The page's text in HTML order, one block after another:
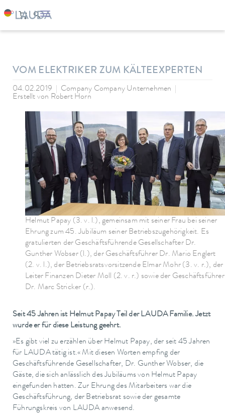
VOM ELEKTRIKER ZUM KÄLTEEXPERTEN
04.02.2019
Company Company Unternehmen
Erstellt von Robert Horn
Helmut Papay (3. v. l.), gemeinsam mit seiner Frau bei seiner
Ehrung zum 45. Jubiläum seiner Betriebszugehörigkeit. Es
gratulierten der Geschäftsführende Gesellschafter Dr.
Gunther Wobser (l.), der Geschäftsführer Dr. Mario Englert
(2. v. l.), der Betriebsratsvorsitzende Elmar Mohr (3. v. r.), der
Leiter Finanzen Dieter Moll (2. v. r.) sowie der Geschäftsführer
Dr. Marc Stricker (r.).
Seit 45 Jahren ist Helmut Papay Teil der LAUDA Familie. Jetzt
wurde er für diese Leistung geehrt.
»Es gibt viel zu erzählen über Helmut Papay, der seit 45 Jahren
für LAUDA tätig ist.« Mit diesen Worten empfing der
Geschäftsführende Gesellschafter, Dr. Gunther Wobser, die
Gäste, die sich anlässlich des Jubiläums von Helmut Papay
eingefunden hatten. Zur Ehrung des Mitarbeiters war die
Geschäftsführung, der Betriebsrat sowie der gesamte
Führungskreis von LAUDA anwesend.